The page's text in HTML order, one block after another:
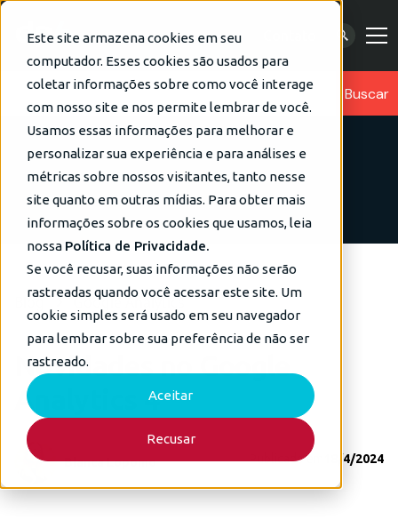
Este site armazena cookies em seu
computador. Esses cookies são usados para
coletar informações sobre como você interage
com nosso site e nos permite lembrar de você.
Usamos essas informações para melhorar e
personalizar sua experiência e para análises e
métricas sobre nossos visitantes, tanto nesse
site quanto em outras mídias. Para obter mais
informações sobre os cookies que usamos, leia
nossa Política de Privacidade.
Se você recusar, suas informações não serão
rastreadas quando você acessar este site. Um
cookie simples será usado em seu navegador
para lembrar sobre sua preferência de não ser
rastreado.
Aceitar
Recusar
Blog Google Analytics
Novidades no Google
Analytics 4
Bianca Lopomo Publicado em 18/4/2024